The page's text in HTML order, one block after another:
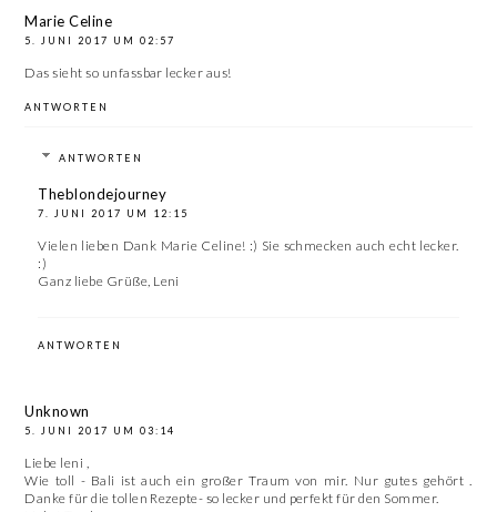
Marie Celine
5. JUNI 2017 UM 02:57
Das sieht so unfassbar lecker aus!
ANTWORTEN
ANTWORTEN
Theblondejourney
7. JUNI 2017 UM 12:15
Vielen lieben Dank Marie Celine! :) Sie schmecken auch echt lecker.
:)
Ganz liebe Grüße, Leni
ANTWORTEN
Unknown
5. JUNI 2017 UM 03:14
Liebe leni ,
Wie toll - Bali ist auch ein großer Traum von mir. Nur gutes gehört .
Danke für die tollen Rezepte- so lecker und perfekt für den Sommer.